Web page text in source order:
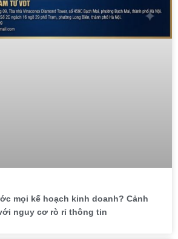
mọi kế hoạch kinh doanh? Cảnh
nguy cơ rò rỉ thông tin